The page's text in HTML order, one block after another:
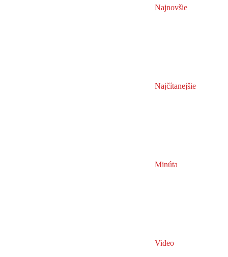
Najnovšie
Najčítanejšie
Minúta
Video